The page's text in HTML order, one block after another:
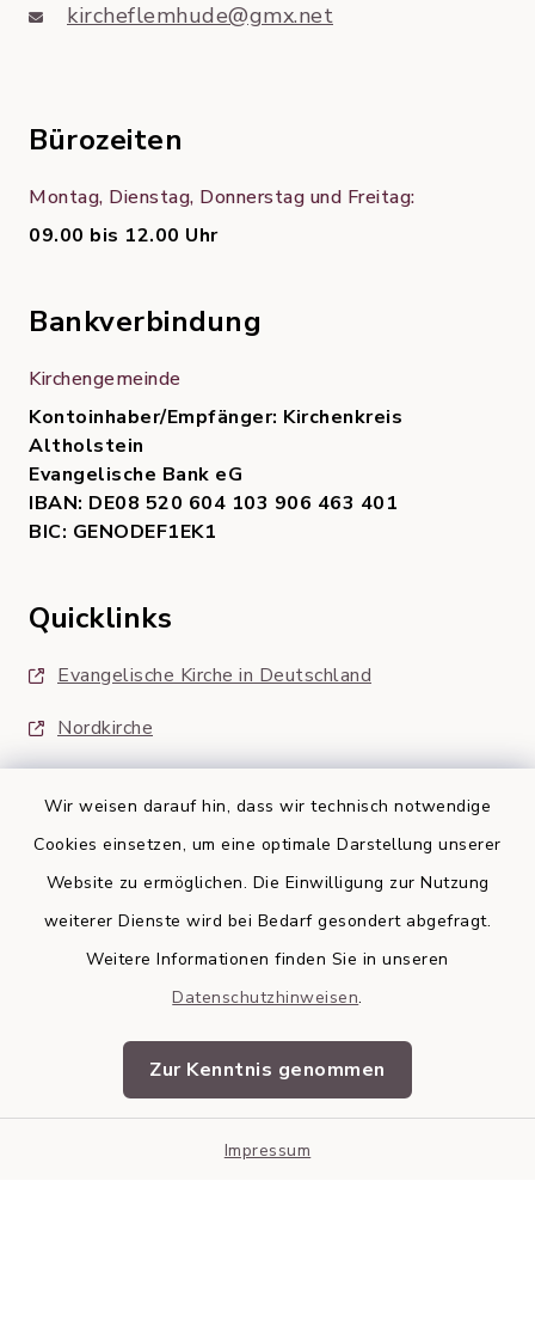
Wir weisen darauf hin, dass wir technisch notwendige
Cookies einsetzen, um eine optimale Darstellung unserer
Website zu ermöglichen. Die Einwilligung zur Nutzung
weiterer Dienste wird bei Bedarf gesondert abgefragt.
Weitere Informationen finden Sie in unseren
Datenschutzhinweisen.
Zur Kenntnis genommen
Impressum
kircheflemhude@gmx.net
Bürozeiten
Montag, Dienstag, Donnerstag und Freitag:
09.00 bis 12.00 Uhr
Bankverbindung
Kirchengemeinde
Kontoinhaber/Empfänger: Kirchenkreis
Altholstein
Evangelische Bank eG
IBAN: DE08 520 604 103 906 463 401
BIC: GENODEF1EK1
Quicklinks
Evangelische Kirche in Deutschland
Nordkirche
Barrierefreiheit
Impressum
Sitemap